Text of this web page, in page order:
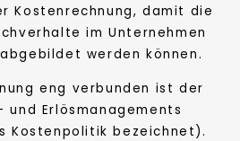
Kostenrechnung, damit die
im Unternehmen
werden können.
eng verbunden ist der
Erlösmanagements
Kostenpolitik bezeichnet).